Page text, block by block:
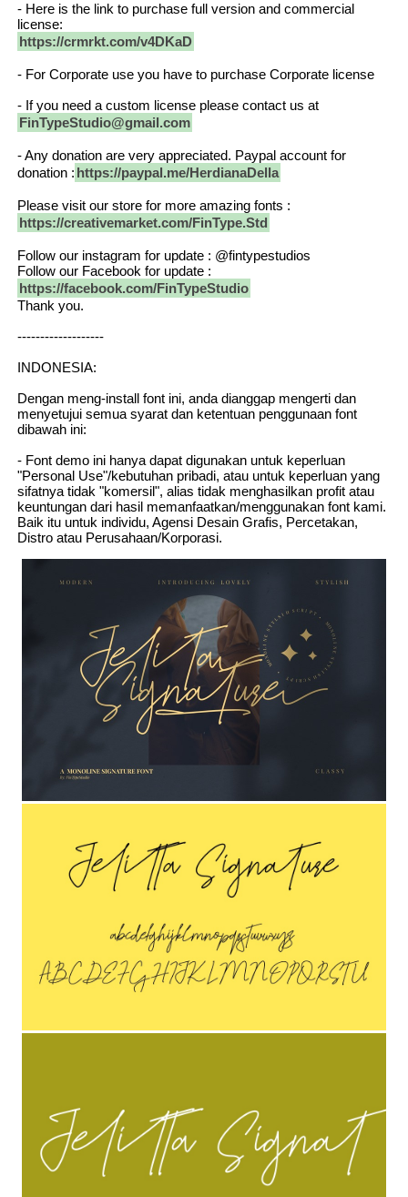
- Here is the link to purchase full version and commercial
license:
https://crmrkt.com/v4DKaD
- For Corporate use you have to purchase Corporate license
- If you need a custom license please contact us at
FinTypeStudio@gmail.com
- Any donation are very appreciated. Paypal account for
donation : https://paypal.me/HerdianaDella
Please visit our store for more amazing fonts :
https://creativemarket.com/FinType.Std
Follow our instagram for update : @fintypestudios
Follow our Facebook for update :
https://facebook.com/FinTypeStudio
Thank you.
-------------------
INDONESIA:
Dengan meng-install font ini, anda dianggap mengerti dan
menyetujui semua syarat dan ketentuan penggunaan font
dibawah ini:
- Font demo ini hanya dapat digunakan untuk keperluan
"Personal Use"/kebutuhan pribadi, atau untuk keperluan yang
sifatnya tidak "komersil", alias tidak menghasilkan profit atau
keuntungan dari hasil memanfaatkan/menggunakan font kami.
Baik itu untuk individu, Agensi Desain Grafis, Percetakan,
Distro atau Perusahaan/Korporasi.